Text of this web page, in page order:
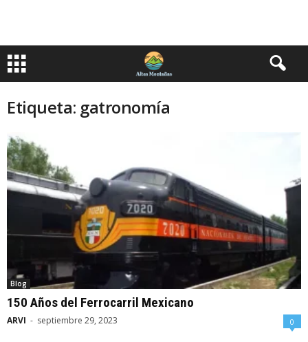
Etiqueta: gatronomía
Blog
150 Años del Ferrocarril Mexicano
ARVI - septiembre 29, 2023 0